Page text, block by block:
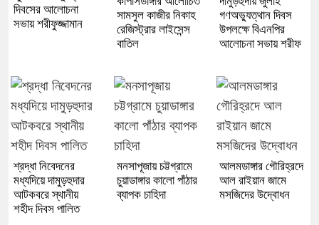
দিবসের আলোচনা
সভায় শরীফুজ্জামান
সামসুল কাজীর নিকাহ
রেজিস্ট্রার লাইসেন্স
বাতিল
গণঅভ্যুত্থান দিবস
উপলক্ষে বিএনপির
আলোচনা সভায় শরীফ
শ্রদ্ধা নিবেদনের
মধ্যদিয়ে দামুড়হুদার
আটকবরে স্থানীয়
শহীদ দিবস পালিত
মনসাপূজায় চট্টগ্রামে
চুয়াডাঙ্গার কালো পাঁঠার
ব্যাপক চাহিদা
আলমডাঙ্গার গৌরিহ্রদে
আল রাইয়ান জামে
মসজিদের উদ্বোধন